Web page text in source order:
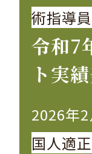
術指導
令和7
ト実
2026年
国人適